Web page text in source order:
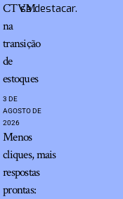
CTVM
na
transição
de
estoques
3 DE
AGOSTO DE
2026
Menos
cliques, mais
respostas
prontas:
se destacar.